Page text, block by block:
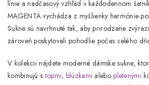
línie a nadčasový vzhľad v každodennom
MAGENTA vychádza z myšlienky harmónie
Sukne sú navrhnuté tak, aby prirodzene
zároveň poskytovali pohodlie počas celého
V kolekcii nájdete moderné dámske sukne,
kombinujú s topmi, blúzkami alebopletenými